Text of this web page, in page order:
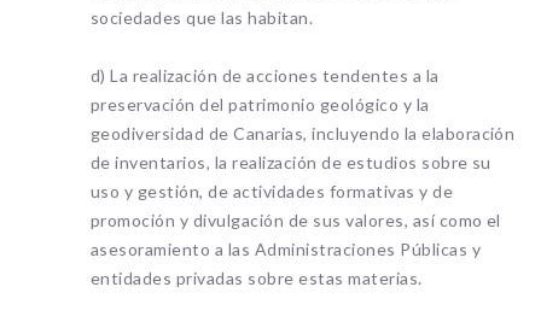
sociedades que las habitan.
d) La realización de acciones tendentes a la
preservación del patrimonio geológico y la
geodiversidad de Canarias, incluyendo la elaboración
de inventarios, la realización de estudios sobre su
uso y gestión, de actividades formativas y de
promoción y divulgación de sus valores, así como el
asesoramiento a las Administraciones Públicas y
entidades privadas sobre estas materias.